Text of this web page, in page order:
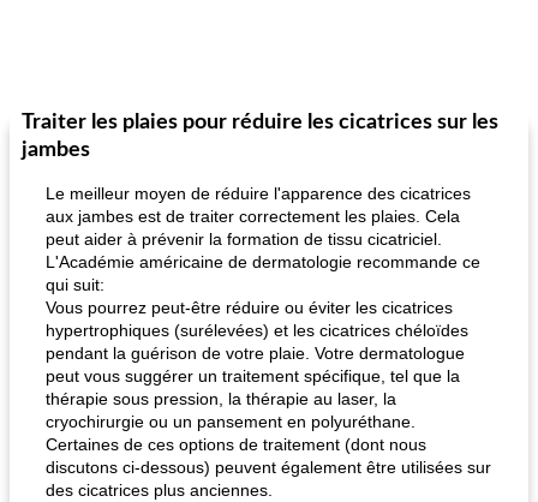
Traiter les plaies pour réduire les cicatrices sur les
jambes
Le meilleur moyen de réduire l'apparence des cicatrices
aux jambes est de traiter correctement les plaies. Cela
peut aider à prévenir la formation de tissu cicatriciel.
L'Académie américaine de dermatologie recommande ce
qui suit:
Vous pourrez peut-être réduire ou éviter les cicatrices
hypertrophiques (surélevées) et les cicatrices chéloïdes
pendant la guérison de votre plaie. Votre dermatologue
peut vous suggérer un traitement spécifique, tel que la
thérapie sous pression, la thérapie au laser, la
cryochirurgie ou un pansement en polyuréthane.
Certaines de ces options de traitement (dont nous
discutons ci-dessous) peuvent également être utilisées sur
des cicatrices plus anciennes.